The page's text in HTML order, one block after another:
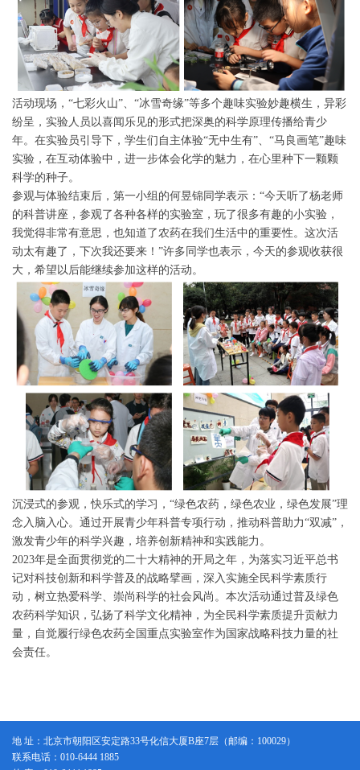
活动现场，“七彩火山”、“冰雪奇缘”等多个趣味实验妙趣横生，异彩
纷呈，实验人员以喜闻乐见的形式把深奥的科学原理传播给青少
年。在实验员引导下，学生们自主体验“无中生有”、“马良画笔”趣味
实验，在互动体验中，进一步体会化学的魅力，在心里种下一颗颗
科学的种子。
参观与体验结束后，第一小组的何昱锦同学表示：“今天听了杨老师
的科普讲座，参观了各种各样的实验室，玩了很多有趣的小实验，
我觉得非常有意思，也知道了农药在我们生活中的重要性。这次活
动太有趣了，下次我还要来！”许多同学也表示，今天的参观收获很
大，希望以后能继续参加这样的活动。
沉浸式的参观，快乐式的学习，“绿色农药，绿色农业，绿色发展”理
念入脑入心。通过开展青少年科普专项行动，推动科普助力“双减”，
激发青少年的科学兴趣，培养创新精神和实践能力。
2023年是全面贯彻党的二十大精神的开局之年，为落实习近平总书
记对科技创新和科学普及的战略擘画，深入实施全民科学素质行
动，树立热爱科学、崇尚科学的社会风尚。本次活动通过普及绿色
农药科学知识，弘扬了科学文化精神，为全民科学素质提升贡献力
量，自觉履行绿色农药全国重点实验室作为国家战略科技力量的社
会责任。
地 址：北京市朝阳区安定路33号化信大厦B座7层（邮编：100029）
联系电话：010-6444 1885